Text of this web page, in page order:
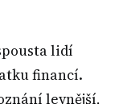
lidí
financí.
levnější,